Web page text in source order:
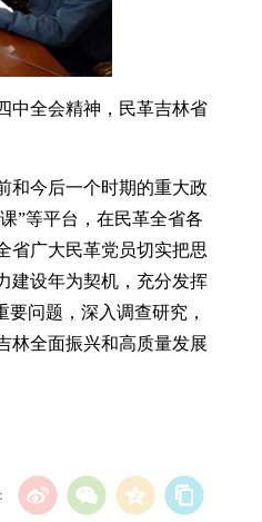
中全会精神，民革吉林省
和今后一个时期的重大政
”等平台，在民革全省各
省广大民革党员切实把思
建设年为契机，充分发挥
问题，深入调查研究，
林全面振兴和高质量发展